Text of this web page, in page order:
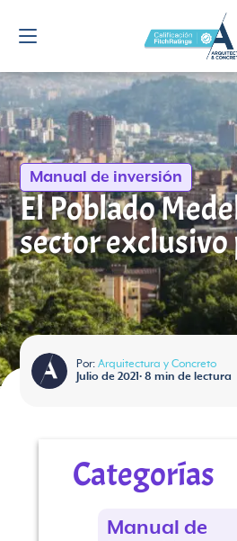
Manual de inversión
El Poblado
sector
Por: Arquitectura y Concreto
Julio de 2021• 8 min de lectura
Categorías
Manual de